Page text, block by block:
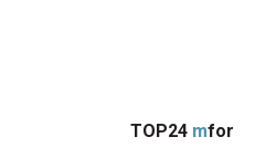
TOP24 mfor